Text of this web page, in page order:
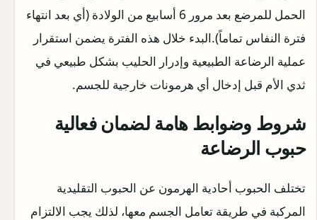
الحمل للمرضع بعد مرور 6 أسابيع من الولادة (أي بعد انتهاء
فترة النفاس تماماً).البدء خلال هذه الفترة يضمن استقرار
عملية الرضاعة الطبيعية وإدرار الحليب بشكل طبيعي في
ثدي الأم قبل إدخال أي هرمونات خارجية للجسم.
شروط وضوابط هامة لضمان فعالية
حبوب الرضاعة
تختلف الحبوب أحادية الهرمون عن الحبوب التقليدية
المركبة في طريقة تعامل الجسم معها، لذلك يجب الالتزام